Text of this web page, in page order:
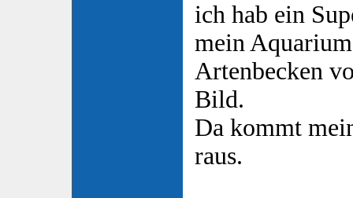
ich hab ein
mein
Artenbecken
Bild.
Da kommt
raus.